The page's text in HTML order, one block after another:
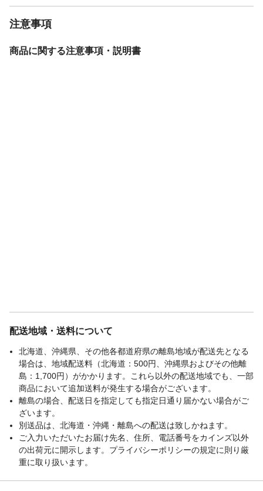
注意事項
商品に関する注意事項・説明書
配送地域・送料について
北海道、沖縄県、その他各都道府県の離島地域が配送先となる
場合は、地域配送料（北海道：500円、沖縄県およびその他離
島：1,700円）がかかります。これら以外の配送地域でも、一部
商品において追加送料が発生する場合がございます。
離島の場合、配送日を指定しても指定日通り届かない場合がご
ざいます。
別送品は、北海道・沖縄・離島への配送は致しかねます。
ご入力いただいたお届け先名、住所、電話番号をカインズ以外
の出荷元に開示します。プライバシーポリシーの規定に則り厳
重に取り扱います。